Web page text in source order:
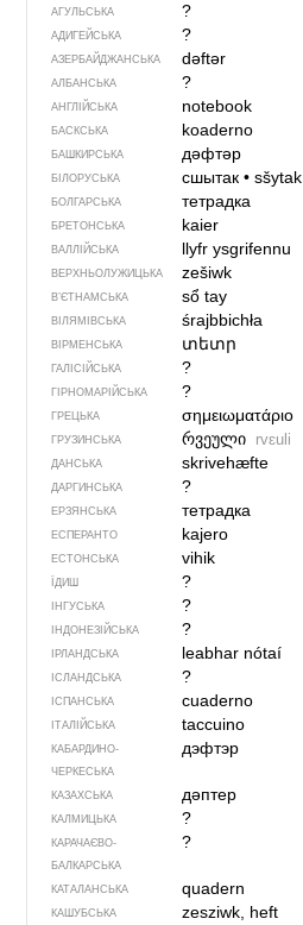
АГУЛЬСЬКА ?
АДИГЕЙСЬКА ?
АЗЕРБАЙДЖАНСЬКА dəftər
АЛБАНСЬКА ?
АНГЛІЙСЬКА notebook
БАСКСЬКА koaderno
БАШКИРСЬКА дәфтәр
БІЛОРУСЬКА сшытак• sšytak
БОЛГАРСЬКА тетрадка
БРЕТОНСЬКА kaier
ВАЛЛІЙСЬКА llyfr ysgrifennu
ВЕРХНЬОЛУЖИЦЬКА zešiwk
В’ЄТНАМСЬКА sổ tay
ВІЛЯМІВСЬКА śrajbbichła
ВІРМЕНСЬКА տետր
ГАЛІСІЙСЬКА ?
ГІРНОМАРІЙСЬКА ?
ГРЕЦЬКА σημειωματάριο
ГРУЗИНСЬКА რვეული rvɛuli
ДАНСЬКА skrivehæfte
ДАРГИНСЬКА ?
ЕРЗЯНСЬКА тетрадка
ЕСПЕРАНТО kajero
ЕСТОНСЬКА vihik
ЇДИШ ?
ІНГУСЬКА ?
ІНДОНЕЗІЙСЬКА ?
ІРЛАНДСЬКА leabhar nótaí
ІСЛАНДСЬКА ?
ІСПАНСЬКА cuaderno
ІТАЛІЙСЬКА taccuino
КАБАРДИНО-
ЧЕРКЕСЬКА
дэфтэр
КАЗАХСЬКА дәптер
КАЛМИЦЬКА ?
КАРАЧАЄВО-
БАЛКАРСЬКА
?
КАТАЛАНСЬКА quadern
КАШУБСЬКА zesziwk, heft